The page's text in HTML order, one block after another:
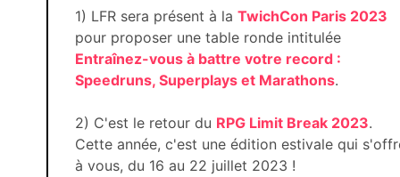
1) LFR sera présent à la TwichCon Paris 2023
pour proposer une table ronde intitulée
Entraînez-vous à battre votre record :
Speedruns, Superplays et Marathons.
2) C'est le retour du RPG Limit Break 2023.
Cette année, c'est une édition estivale qui
à vous, du 16 au 22 juillet 2023 !